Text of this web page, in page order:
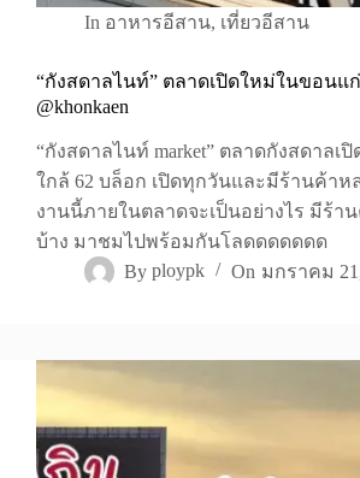
In อาหารอีสาน, เที่ยวอีสาน
“กังสดาลไนท์” ตลาดเปิดใหม่ในขอนแ
@khonkaen
“กังสดาลไนท์ market” ตลาดกังสดาลเ
ใกล้ 62 บล็อก เปิดทุกวันและมีร้านค้าห
งานนี้ภายในตลาดจะเป็นอย่างไร มีร้า
บ้าง มาชมไปพร้อมกันโลดดดดดดด
By ploypk On มกราคม